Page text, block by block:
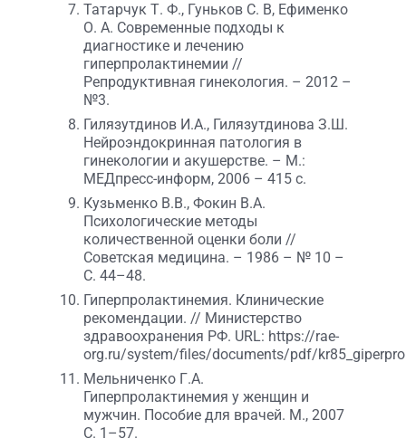
Татарчук Т. Ф., Гуньков С. В, Ефименко
О. А. Современные подходы к
диагностике и лечению
гиперпролактинемии //
Репродуктивная гинекология. – 2012 –
№3.
Гилязутдинов И.А., Гилязутдинова З.Ш.
Нейроэндокринная патология в
гинекологии и акушерстве. – М.:
МЕДпресс-информ, 2006 – 415 с.
Кузьменко В.В., Фокин В.А.
Психологические методы
количественной оценки боли //
Советская медицина. – 1986 – № 10 –
С. 44–48.
Гиперпролактинемия. Клинические
рекомендации. // Министерство
здравоохранения РФ. URL: https://rae-
org.ru/system/files/documents/pdf/
Мельниченко Г.А.
Гиперпролактинемия у женщин и
мужчин. Пособие для врачей. М., 2007
С. 1–57.